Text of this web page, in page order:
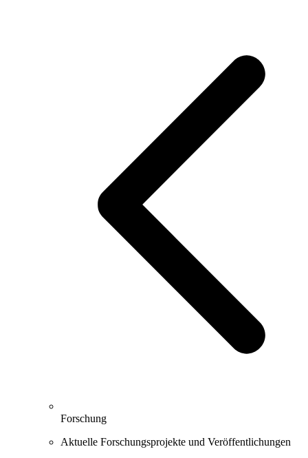
Forschung
Aktuelle Forschungsprojekte und Veröffentlichungen